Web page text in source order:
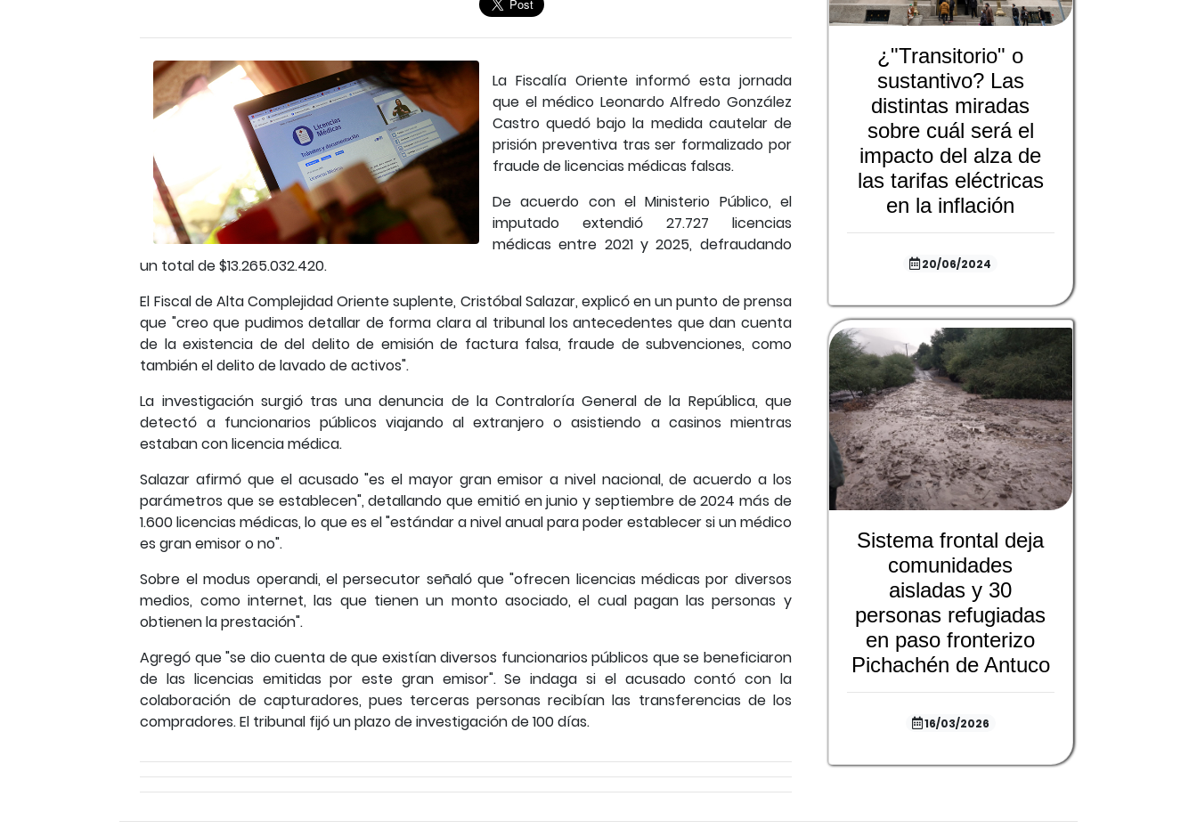
La Fiscalía Oriente informó esta jornada
que el médico Leonardo Alfredo González
Castro quedó bajo la medida cautelar de
prisión preventiva tras ser formalizado por
fraude de licencias médicas falsas.
De acuerdo con el Ministerio Público, el
imputado extendió 27.727 licencias
médicas entre 2021 y 2025, defraudando
un total de $13.265.032.420.
El Fiscal de Alta Complejidad Oriente suplente, Cristóbal Salazar, explicó en un punto de prensa
que "creo que pudimos detallar de forma clara al tribunal los antecedentes que dan cuenta
de la existencia de del delito de emisión de factura falsa, fraude de subvenciones, como
también el delito de lavado de activos".
La investigación surgió tras una denuncia de la Contraloría General de la República, que
detectó a funcionarios públicos viajando al extranjero o asistiendo a casinos mientras
estaban con licencia médica.
Salazar afirmó que el acusado "es el mayor gran emisor a nivel nacional, de acuerdo a los
parámetros que se establecen", detallando que emitió en junio y septiembre de 2024 más de
1.600 licencias médicas, lo que es el "estándar a nivel anual para poder establecer si un médico
es gran emisor o no".
Sobre el modus operandi, el persecutor señaló que "ofrecen licencias médicas por diversos
medios, como internet, las que tienen un monto asociado, el cual pagan las personas y
obtienen la prestación".
Agregó que "se dio cuenta de que existían diversos funcionarios públicos que se beneficiaron
de las licencias emitidas por este gran emisor". Se indaga si el acusado contó con la
colaboración de capturadores, pues terceras personas recibían las transferencias de los
compradores. El tribunal fijó un plazo de investigación de 100 días.
¿"Transitorio" o
sustantivo? Las
distintas miradas
sobre cuál será el
impacto del alza de
las tarifas eléctricas
en la inflación
20/06/2024
Sistema frontal deja
comunidades
aisladas y 30
personas refugiadas
en paso fronterizo
Pichachén de Antuco
16/03/2026